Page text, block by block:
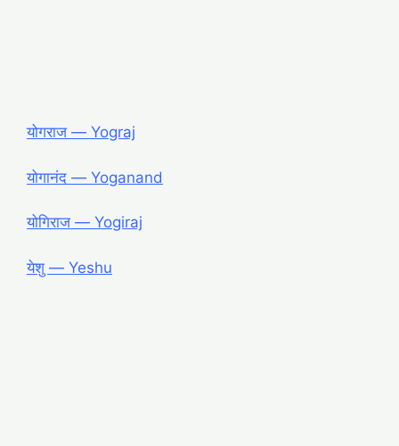
योगराज ― Yograj
योगानंद ― Yoganand
योगिराज ― Yogiraj
येशु ― Yeshu